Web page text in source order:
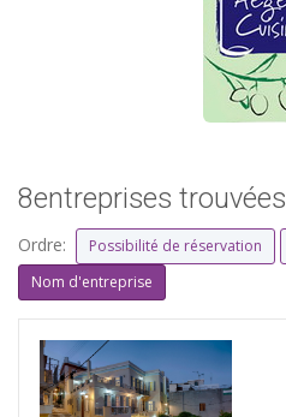
8entreprises trouvées
Ordre: Possibilité de réservation
Nom d'entreprise